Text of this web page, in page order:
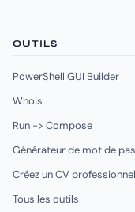
OUTILS
PowerShell GUI Builder
Whois
Run -> Compose
Générateur de mot de
Créez un CV
Tous les outils